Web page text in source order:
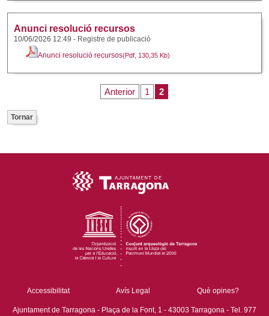
Anunci resolució recursos
10/06/2026 12:49 - Registre de publicació
Anunci resolució recursos(Pdf, 130,35 Kb)
Anterior 1 2
Tornar
Accessibilitat Avís Legal Què opines?
Ajuntament de Tarragona - Plaça de la Font, 1 - 43003 Tarragona - Tel. 977